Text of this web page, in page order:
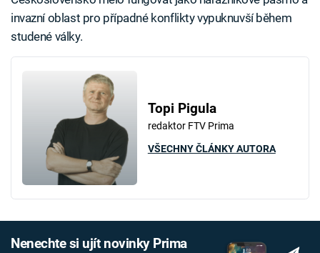
invazní oblast pro případné konflikty vypuknuvší během
studené války.
Topi Pigula
redaktor FTV Prima
VŠECHNY ČLÁNKY AUTORA
Nenechte si ujít novinky Prima